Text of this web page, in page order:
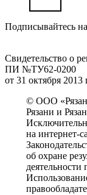
Подписывайтесь
Свидетельство о
ПИ №ТУ62-0200
от 31 октября 2013
© ООО
Рязани и
на интернет-
об охране
деятельности